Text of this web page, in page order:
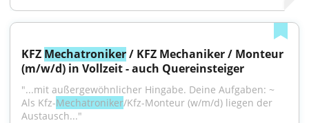
KFZ Mechatroniker / KFZ Mechaniker / Monteur
(m/w/d) in Vollzeit - auch Quereinsteiger
"...mit außergewöhnlicher Hingabe. Deine Aufgaben: ~
Als Kfz-Mechatroniker/Kfz-Monteur (w/m/d) liegen der
Austausch..."